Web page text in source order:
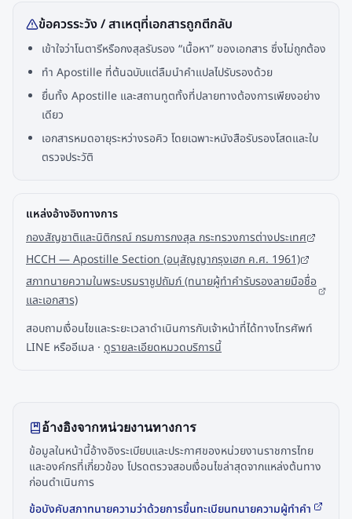
ข้อควรระวัง / สาเหตุที่เอกสารถูกตีกลับ
เข้าใจว่าโนตารีหรือกงสุลรับรอง “เนื้อหา” ของเอกสาร ซึ่งไม่ถูกต้อง
ทำ Apostille ที่ต้นฉบับแต่ลืมนำคำแปลไปรับรองด้วย
ยื่นทั้ง Apostille และสถานทูตทั้งที่ปลายทางต้องการเพียงอย่าง
เดียว
เอกสารหมดอายุระหว่างรอคิว โดยเฉพาะหนังสือรับรองโสดและใบ
ตรวจประวัติ
แหล่งอ้างอิงทางการ
กองสัญชาติและนิติกรณ์ กรมการกงสุล กระทรวงการต่างประเทศ
HCCH — Apostille Section (อนุสัญญากรุงเฮก ค.ศ. 1961)
สภาทนายความในพระบรมราชูปถัมภ์ (ทนายผู้ทำคำรับรองลายมือชื่อ
และเอกสาร)
สอบถามเงื่อนไขและระยะเวลาดำเนินการกับเจ้าหน้าที่ได้ทางโทรศัพท์
LINE หรืออีเมล · ดูรายละเอียดหมวดบริการนี้
อ้างอิงจากหน่วยงานทางการ
ข้อมูลในหน้านี้อ้างอิงระเบียบและประกาศของหน่วยงานราชการไทย
และองค์กรที่เกี่ยวข้อง โปรดตรวจสอบเงื่อนไขล่าสุดจากแหล่งต้นทาง
ก่อนดำเนินการ
ข้อบังคับสภาทนายความว่าด้วยการขึ้นทะเบียนทนายความผู้ทำคำ